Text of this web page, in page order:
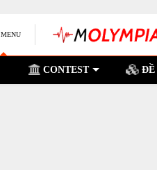
MENU
CONTEST ĐỀ